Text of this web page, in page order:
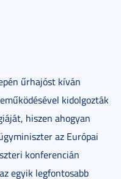
űrhajóst kíván
kidolgozták
hiszen ahogyan
az Európai
konferencián
egyik legfontosabb